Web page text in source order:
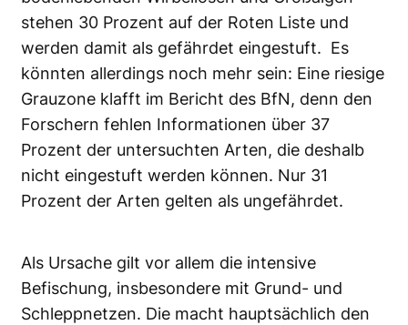
stehen 30 Prozent auf der Roten Liste und
werden damit als gefährdet eingestuft. Es
könnten allerdings noch mehr sein: Eine riesige
Grauzone klafft im Bericht des BfN, denn den
Forschern fehlen Informationen über 37
Prozent der untersuchten Arten, die deshalb
nicht eingestuft werden können. Nur 31
Prozent der Arten gelten als ungefährdet.
Als Ursache gilt vor allem die intensive
Befischung, insbesondere mit Grund- und
Schleppnetzen. Die macht hauptsächlich den